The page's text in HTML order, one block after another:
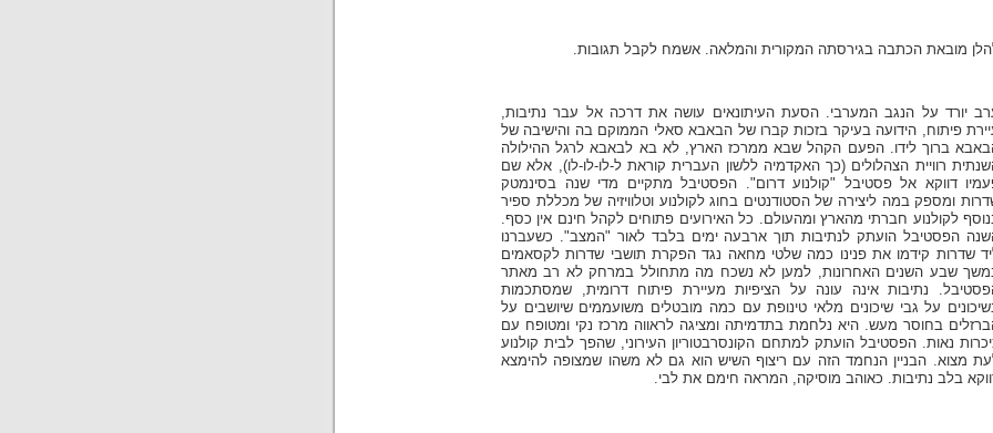
מובאת הכתבה בגירסתה המקורית והמלאה. אשמח לקבל תגובות.
יורד על הנגב המערבי. הסעת העיתונאים עושה את דרכה אל עבר נתיבות,
פיתוח, הידועה בעיקר בזכות קברו של הבאבא סאלי הממוקם בה והישיבה של
ברוך לידו. הפעם הקהל שבא ממרכז הארץ, לא בא לבאבא לרגל ההילולה
רוויית הצהלולים (כך האקדמיה ללשון העברית קוראת ל-לו-לו-לו), אלא שם
דווקא אל פסטיבל "קולנוע דרום". הפסטיבל מתקיים מדי שנה בסינמטק
ומספק במה ליצירה של הסטודנטים בחוג לקולנוע וטלוויזיה של מכללת ספיר
לקולנוע חברתי מהארץ ומהעולם. כל האירועים פתוחים לקהל חינם אין כסף.
הפסטיבל הועתק לנתיבות תוך ארבעה ימים בלבד לאור "המצב". כשעברנו
שדרות קידמו את פנינו כמה שלטי מחאה נגד הפקרת תושבי שדרות לקסאמים
שבע השנים האחרונות, למען לא נשכח מה מתחולל במרחק לא רב מאתר
נתיבות אינה עונה על הציפיות מעיירת פיתוח דרומית, שמסתכמות
על גבי שיכונים מלאי טינופת עם כמה מובטלים משועממים שיושבים על
בחוסר מעש. היא נלחמת בתדמיתה ומציגה לראווה מרכז נקי ומטופח עם
נאות. הפסטיבל הועתק למתחם הקונסרבטוריון העירוני, שהפך לבית קולנוע
מצוא. הבניין הנחמד הזה עם ריצוף השיש הוא גם לא משהו שמצופה להימצא
בלב נתיבות. כאוהב מוסיקה, המראה חימם את לבי.